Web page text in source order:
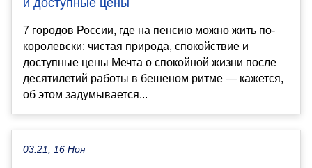
7 городов России, где на пенсию можно жить по-
королевски: чистая природа, спокойствие и
доступные цены Мечта о спокойной жизни после
десятилетий работы в бешеном ритме — кажется,
об этом задумывается...
03:21, 16 Ноя